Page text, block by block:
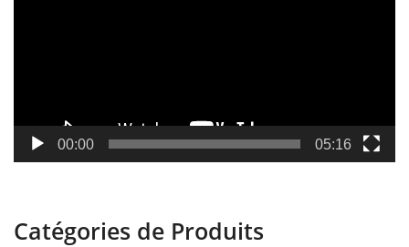
00:00 05:16
Catégories de Produits